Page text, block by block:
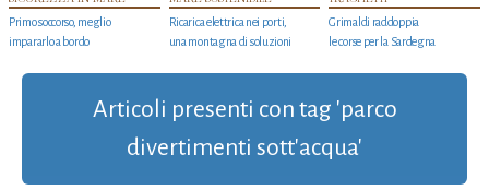
Primo soccorso, meglio
impararlo a bordo
Ricarica elettrica nei porti,
una montagna di soluzioni
Grimaldi raddoppia
le corse per la Sardegna
Articoli presenti con tag 'parco
divertimenti sott'acqua'